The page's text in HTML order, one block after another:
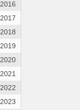
2016
2017
2018
2019
2020
2021
2022
2023